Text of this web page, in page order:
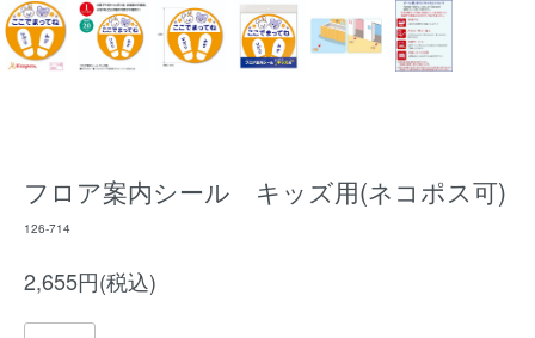
フロア案内シール キッズ用(ネコポス可)
126-714
2,655円(税込)